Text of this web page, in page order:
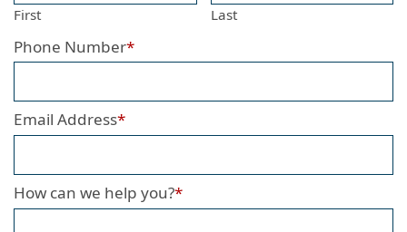
First Last
Phone Number*
Email Address*
How can we help you?*